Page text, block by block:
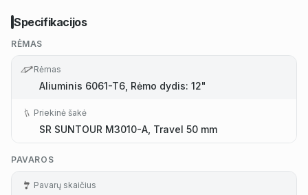
Specifikacijos
RĖMAS
Rėmas
Aliuminis 6061-T6, Rėmo dydis: 12"
Priekinė šakė
SR SUNTOUR M3010-A, Travel 50 mm
PAVAROS
Pavarų skaičius